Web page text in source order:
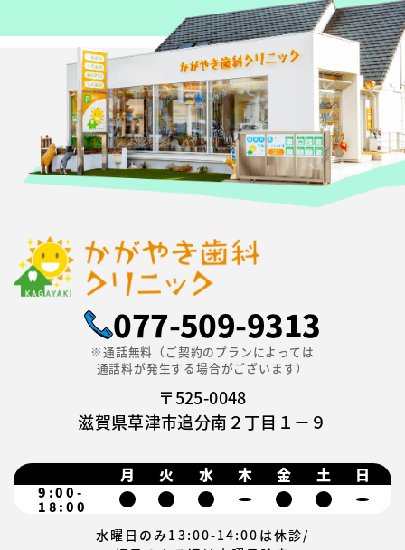
077-509-9313
※通話無料（ご契約のプランによっては
通話料が発生する場合がございます）
〒525-0048
滋賀県草津市追分南２丁目１－９
月 火 水 木 金 土 日
9:00-
18:00
水曜日のみ13:00-14:00は休診/